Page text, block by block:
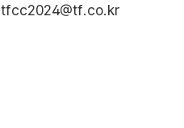
tfcc2024@tf.co.kr